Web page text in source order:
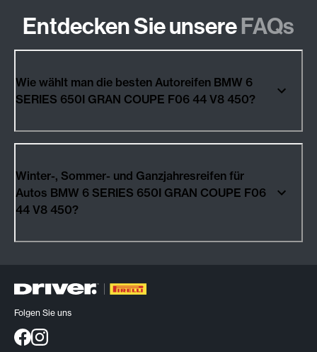
Entdecken Sie unsereFAQs
Wie wählt man die besten Autoreifen BMW 6
SERIES 650I GRAN COUPE F06 44 V8 450?
Winter-, Sommer- und Ganzjahresreifen für
Autos BMW 6 SERIES 650I GRAN COUPE F06
44 V8 450?
Folgen Sie uns